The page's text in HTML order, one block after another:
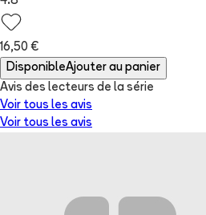
16,50 €
DisponibleAjouter au panier
Avis des lecteurs de la série
Voir tous les avis
Voir tous les avis